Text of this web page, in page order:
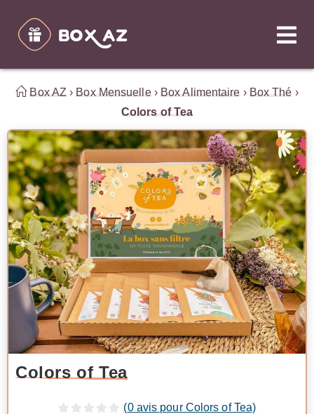
Box AZ › Box Mensuelle› Box Alimentaire › Box Thé ›
Colors of Tea
Colors of Tea
(0avis pour Colors of Tea)